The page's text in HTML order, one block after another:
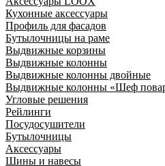
Кухонные аксессуары
Профиль для фасадов
Бутылочницы на раме
Выдвижные корзины
Выдвижные колонны
Выдвижные колонны двойные
Bыдвижные колонны «Шеф
Угловые решения
Рейлинги
Посудосушители
Бутылочницы
Аксессуары
Шины и навесы